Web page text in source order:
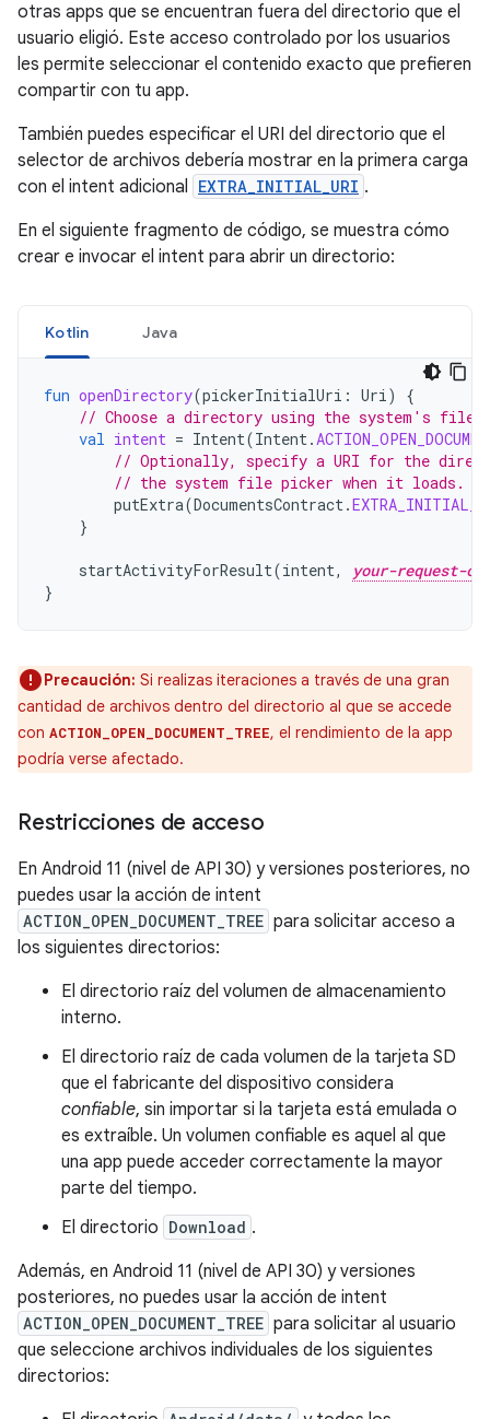
otras apps que se encuentran fuera del directorio que el
usuario eligió. Este acceso controlado por los usuarios
les permite seleccionar el contenido exacto que prefieren
compartir con tu app.
También puedes especificar el URI del directorio que el
selector de archivos debería mostrar en la primera carga
con el intent adicional EXTRA_INITIAL_URI .
En el siguiente fragmento de código, se muestra cómo
crear e invocar el intent para abrir un directorio:
Kotlin Java
fun openDirectory(pickerInitialUri : Uri)
{
// Choose a directory using the system's file
val intent = Intent(Intent.
// Optionally, specify a URI for the
// the system file picker when it loads.
putExtra(DocumentsContract.
}
startActivityForResult(intent,
your-request-
}
Precaución: Si realizas iteraciones a través de una gran
cantidad de archivos dentro del directorio al que se accede
con ACTION_OPEN_DOCUMENT_TREE, el rendimiento de la app
podría verse afectado.
Restricciones de acceso
En Android 11 (nivel de API 30) y versiones posteriores, no
puedes usar la acción de intent
ACTION_OPEN_DOCUMENT_TREE para solicitar acceso a
los siguientes directorios:
El directorio raíz del volumen de almacenamiento
interno.
El directorio raíz de cada volumen de la tarjeta SD
que el fabricante del dispositivo considera
confiable, sin importar si la tarjeta está emulada o
es extraíble. Un volumen confiable es aquel al que
una app puede acceder correctamente la mayor
parte del tiempo.
El directorio Download .
Además, en Android 11 (nivel de API 30) y versiones
posteriores, no puedes usar la acción de intent
ACTION_OPEN_DOCUMENT_TREE para solicitar al usuario
que seleccione archivos individuales de los siguientes
directorios: